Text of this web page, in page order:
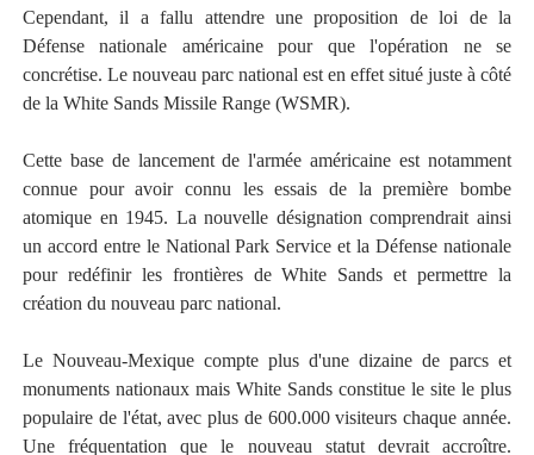
Cependant, il a fallu attendre une proposition de loi de la
Défense nationale américaine pour que l'opération ne se
concrétise. Le nouveau parc national est en effet situé juste à côté
de la White Sands Missile Range (WSMR).
Cette base de lancement de l'armée américaine est notamment
connue pour avoir connu les essais de la première bombe
atomique en 1945. La nouvelle désignation comprendrait ainsi
un accord entre le National Park Service et la Défense nationale
pour redéfinir les frontières de White Sands et permettre la
création du nouveau parc national.
Le Nouveau-Mexique compte plus d'une dizaine de parcs et
monuments nationaux mais White Sands constitue le site le plus
populaire de l'état, avec plus de 600.000 visiteurs chaque année.
Une fréquentation que le nouveau statut devrait accroître.